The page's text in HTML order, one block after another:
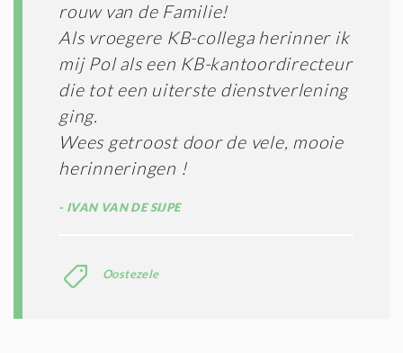
rouw van de Familie!
Als vroegere KB-collega herinner ik
mij Pol als een KB-kantoordirecteur
die tot een uiterste dienstverlening
ging.
Wees getroost door de vele, mooie
herinneringen !
IVAN VAN DE SIJPE
Oostezele